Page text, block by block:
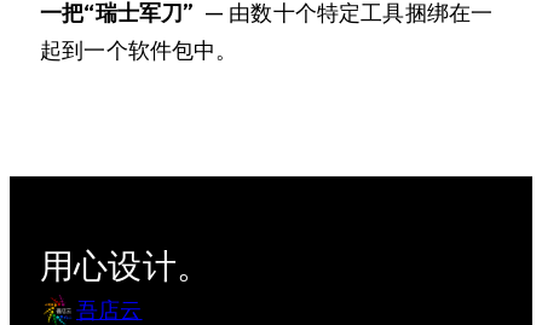
一把“瑞士军刀” — 由数十个特定工具捆绑在一
起到一个软件包中。
用心设计。
吾店云